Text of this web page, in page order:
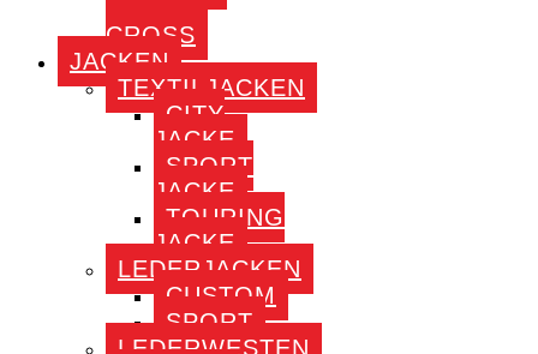
CROSS
JACKEN
TEXTILJACKEN
CITY
JACKE
SPORT
JACKE
TOURING
JACKE
LEDERJACKEN
CUSTOM
SPORT
LEDERWESTEN